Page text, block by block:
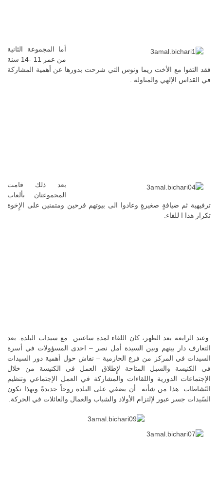
أما المجموعة الثانية
من عمر 11 -14 سنة
فقد التقوا مع الأخت ريما ونوس التي شرحت بدورها عن أهمية المشاركة
في القداس الإلهي والمناولة .
بعد ذلك قامت
المجموعتان بألعاب
ترفيهية ثم ضيافةٍ صغيرةٍ وعادوا الى بيوتهم فرحين ومتمنين على الإِخوة
تكرار هذا ا للقاء.
وعند الرابعة بعد الظهر، كان اللقاء لمدة ساعتين مع سيدات البلدة. بعد
التعارف دار بينهم وبين السيدة أمل نصر – احدى المسؤولات في أسرة
السيدات في المركز من فرع الحازمية – نقاش حول أهمية دور السيدات
في الكنيسة والسبل المتاحة لإِطلاق العمل في الكنيسة من خلال
الإجتماعات الدورية واللقاءات والمشاركة في العمل الإجتماعي وتنظيم
النّشاطات. هذا من شأنه أن يضفي على البلدة روحاً جديدةً وبهذا تكون
السّيدات جسر عبور لإلتزام الأولاد والشباب والعمال والعائلات في الحركة.